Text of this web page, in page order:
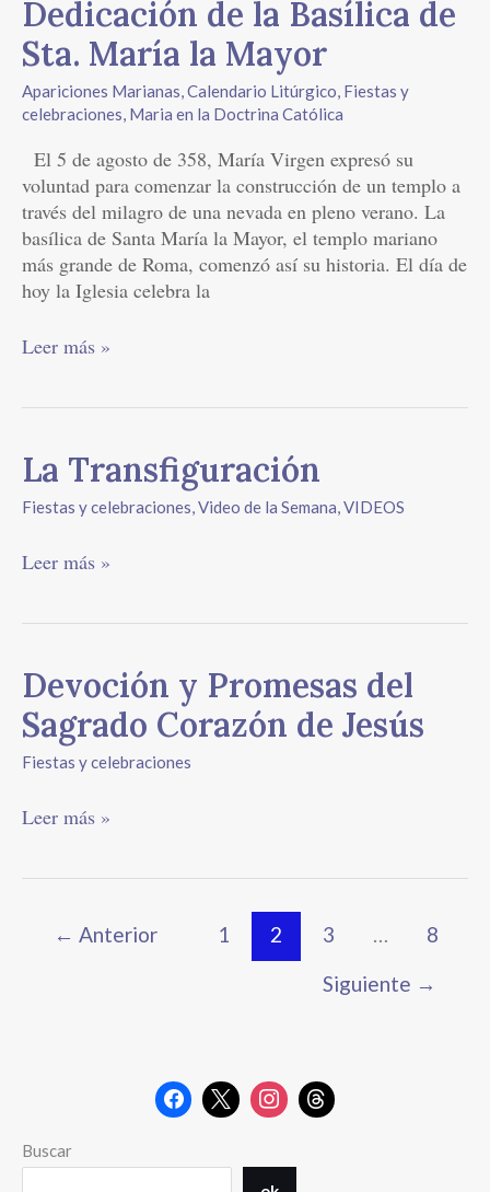
Dedicación de la Basílica de
Sta. María la Mayor
Apariciones Marianas,Calendario Litúrgico, Fiestas y
celebraciones, Maria en la Doctrina Católica
El 5 de agosto de 358, María Virgen expresó su
voluntad para comenzar la construcción de un templo a
través del milagro de una nevada en pleno verano. La
basílica de Santa María la Mayor, el templo mariano
más grande de Roma, comenzó así su historia. El día de
hoy la Iglesia celebra la
Dedicación
de
la
Basílica
de
María
la
Mayor
Leer más »
La Transfiguración
Fiestas y celebraciones,Video de la Semana,VIDEOS
La
Transfiguración
Leer más »
Devoción y Promesas del
Sagrado Corazón de Jesús
Fiestas y celebraciones
Devoción
y
Promesas
del
Corazón
Leer más »
← Anterior 1 2 3 …
8
Siguiente →
Buscar